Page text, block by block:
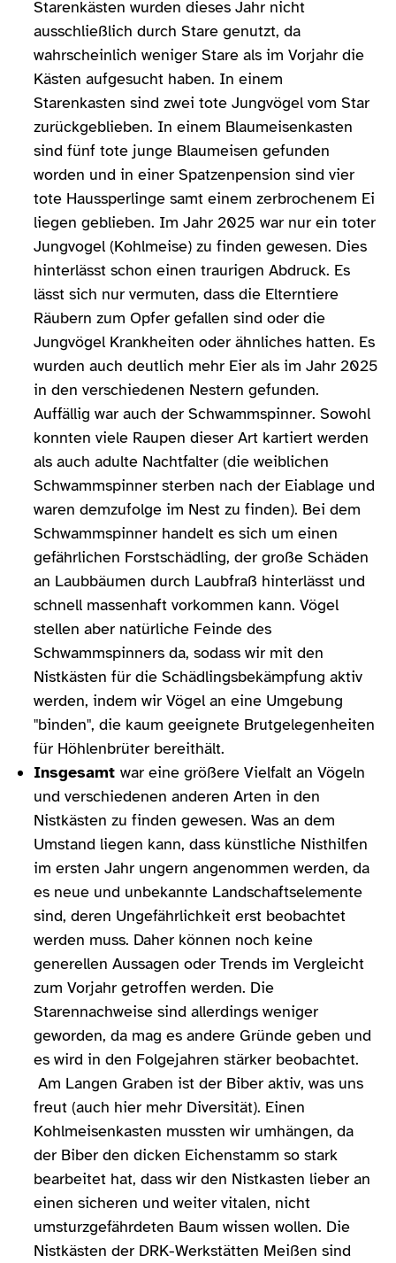
Starenkästen wurden dieses Jahr nicht
ausschließlich durch Stare genutzt, da
wahrscheinlich weniger Stare als im Vorjahr die
Kästen aufgesucht haben. In einem
Starenkasten sind zwei tote Jungvögel vom Star
zurückgeblieben. In einem Blaumeisenkasten
sind fünf tote junge Blaumeisen gefunden
worden und in einer Spatzenpension sind vier
tote Haussperlinge samt einem zerbrochenem Ei
liegen geblieben. Im Jahr 2025 war nur ein toter
Jungvogel (Kohlmeise) zu finden gewesen. Dies
hinterlässt schon einen traurigen Abdruck. Es
lässt sich nur vermuten, dass die Elterntiere
Räubern zum Opfer gefallen sind oder die
Jungvögel Krankheiten oder ähnliches hatten. Es
wurden auch deutlich mehr Eier als im Jahr 2025
in den verschiedenen Nestern gefunden.
Auffällig war auch der Schwammspinner. Sowohl
konnten viele Raupen dieser Art kartiert werden
als auch adulte Nachtfalter (die weiblichen
Schwammspinner sterben nach der Eiablage und
waren demzufolge im Nest zu finden). Bei dem
Schwammspinner handelt es sich um einen
gefährlichen Forstschädling, der große Schäden
an Laubbäumen durch Laubfraß hinterlässt und
schnell massenhaft vorkommen kann. Vögel
stellen aber natürliche Feinde des
Schwammspinners da, sodass wir mit den
Nistkästen für die Schädlingsbekämpfung aktiv
werden, indem wir Vögel an eine Umgebung
"binden", die kaum geeignete Brutgelegenheiten
für Höhlenbrüter bereithält.
Insgesamt war eine größere Vielfalt an Vögeln
und verschiedenen anderen Arten in den
Nistkästen zu finden gewesen. Was an dem
Umstand liegen kann, dass künstliche Nisthilfen
im ersten Jahr ungern angenommen werden, da
es neue und unbekannte Landschaftselemente
sind, deren Ungefährlichkeit erst beobachtet
werden muss. Daher können noch keine
generellen Aussagen oder Trends im Vergleicht
zum Vorjahr getroffen werden. Die
Starennachweise sind allerdings weniger
geworden, da mag es andere Gründe geben und
es wird in den Folgejahren stärker beobachtet.
Am Langen Graben ist der Biber aktiv, was uns
freut (auch hier mehr Diversität). Einen
Kohlmeisenkasten mussten wir umhängen, da
der Biber den dicken Eichenstamm so stark
bearbeitet hat, dass wir den Nistkasten lieber an
einen sicheren und weiter vitalen, nicht
umsturzgefährdeten Baum wissen wollen. Die
Nistkästen der DRK-Werkstätten Meißen sind